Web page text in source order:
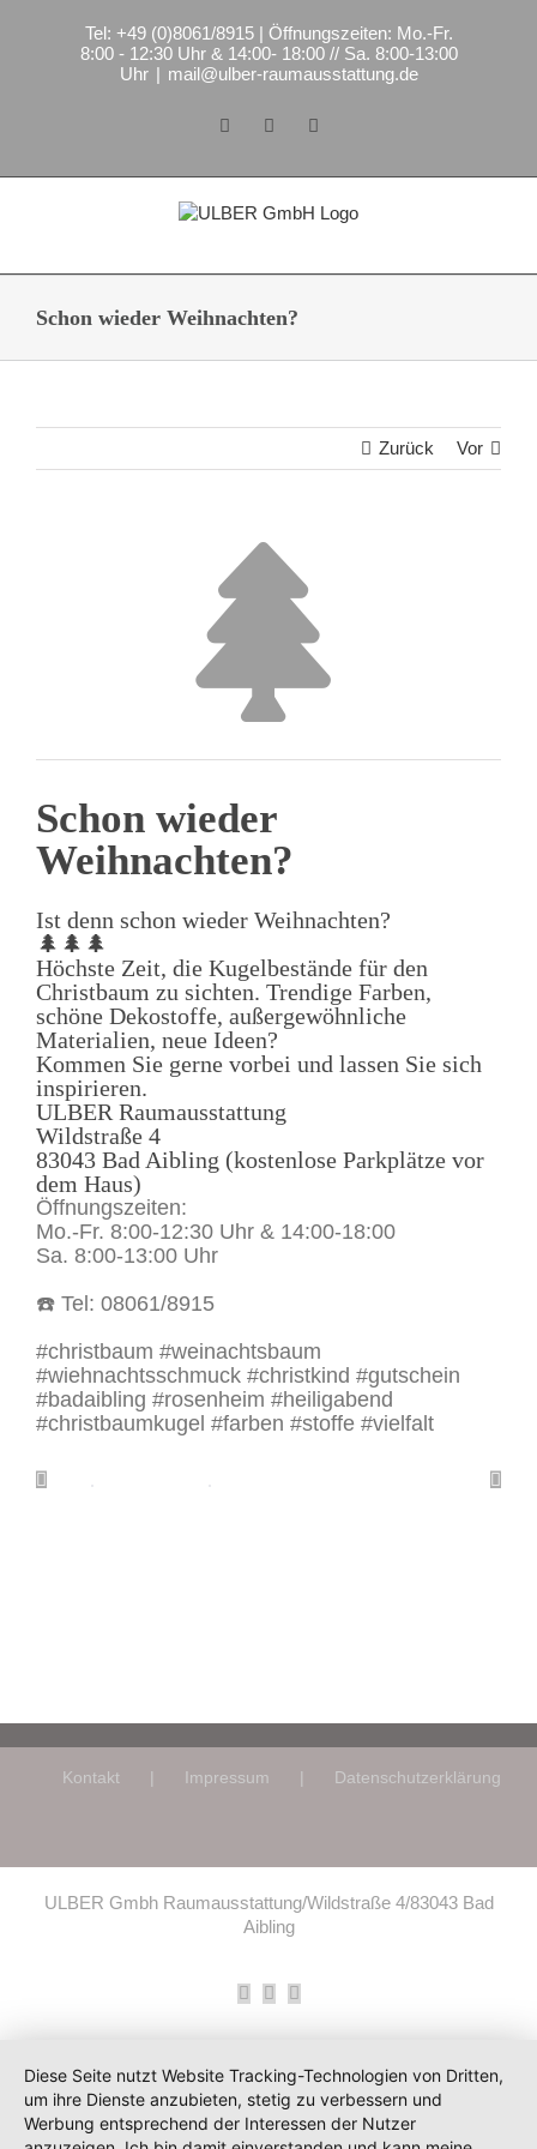
Tel: +49 (0)8061/8915 | Öffnungszeiten: Mo.-Fr.
8:00 - 12:30 Uhr & 14:00- 18:00 // Sa. 8:00-13:00
Uhr | mail@ulber-raumausstattung.de
FacebookInstagram
E-
Schon wieder Weihnachten?
Zurück Vor
Schon wieder
Weihnachten?
Ist denn schon wieder Weihnachten?
🌲🌲🌲
Höchste Zeit, die Kugelbestände für den
Christbaum zu sichten. Trendige Farben,
schöne Dekostoffe, außergewöhnliche
Materialien, neue Ideen?
Kommen Sie gerne vorbei und lassen Sie sich
inspirieren.
ULBER Raumausstattung
Wildstraße 4
83043 Bad Aibling (kostenlose Parkplätze vor
dem Haus)
Öffnungszeiten:
Mo.-Fr. 8:00-12:30 Uhr & 14:00-18:00
Sa. 8:00-13:00 Uhr
☎️ Tel: 08061/8915
#christbaum #weinachtsbaum
#wiehnachtsschmuck #christkind #gutschein
#badaibling #rosenheim #heiligabend
#christbaumkugel #farben #stoffe #vielfalt
Kontakt Impressum Datenschutzerklärung
ULBER Gmbh Raumausstattung/Wildstraße 4/83043 Bad
Aibling
Facebook
Instagram
E-
Diese Seite nutzt Website Tracking-Technologien von Dritten,
um ihre Dienste anzubieten, stetig zu verbessern und
Werbung entsprechend der Interessen der Nutzer